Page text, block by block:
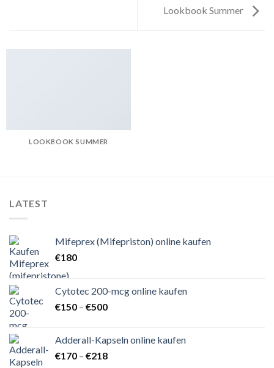
Lookbook Summer
LOOKBOOK SUMMER
LATEST
Mifeprex (Mifepriston) online kaufen
€180
Cytotec 200-mcg online kaufen
€150 – €500Preisspanne:
€500
Adderall-Kapseln online kaufen
€170 – €218Preisspanne: